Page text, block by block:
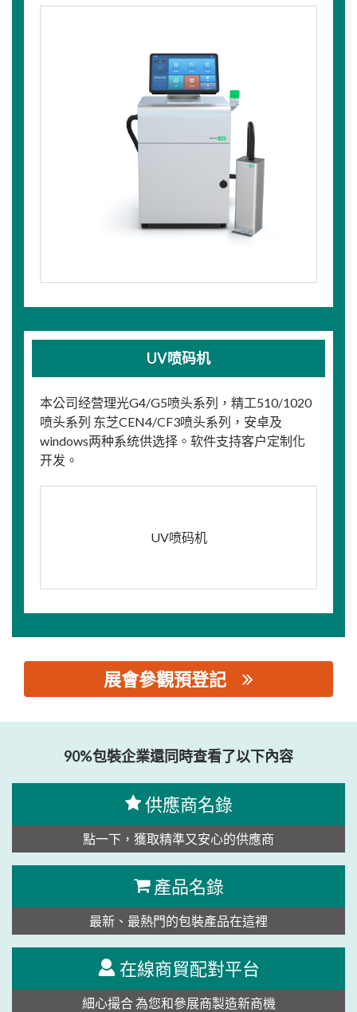
UV喷码机
本公司经营理光G4/G5喷头系列，精工510/1020
喷头系列 东芝CEN4/CF3喷头系列，安卓及
windows两种系统供选择。软件支持客户定制化
开发。
UV喷码机
展會參觀預登記
90%包裝企業還同時查看了以下內容
供應商名錄
點一下，獲取精準又安心的供應商
產品名錄
最新、最熱門的包裝產品在這裡
在線商貿配對平台
細心撮合 為您和參展商製造新商機